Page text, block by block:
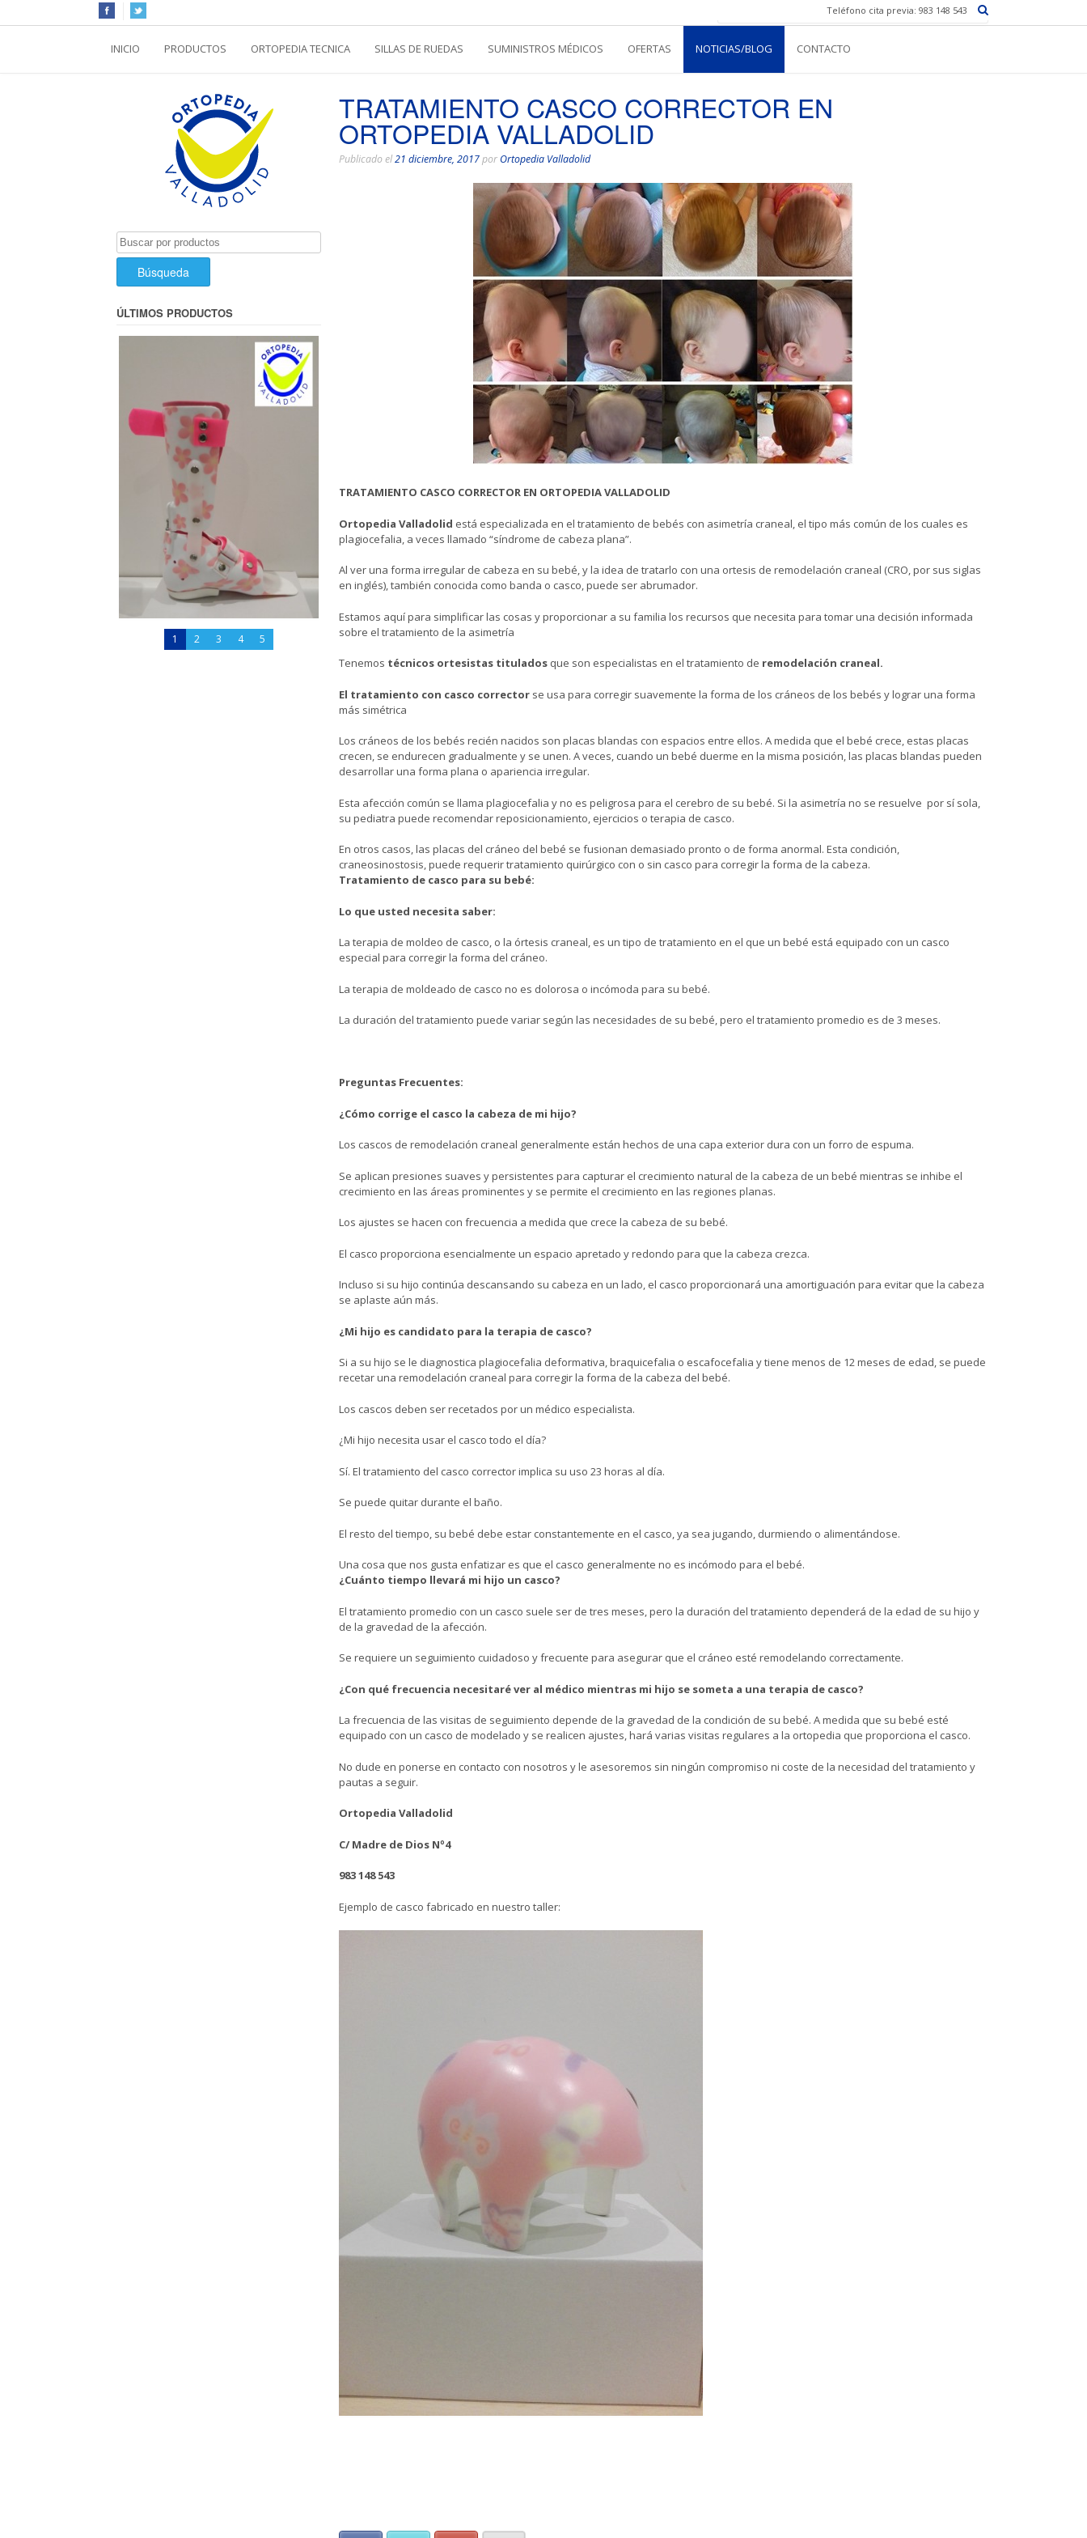
Teléfono cita previa: 983 148 543
INICIO PRODUCTOS ORTOPEDIA TECNICA SILLAS DE RUEDAS SUMINISTROS MÉDICOS OFERTAS NOTICIAS/BLOG CONTACTO
TRATAMIENTO CASCO CORRECTOR EN
ORTOPEDIA VALLADOLID
Publicado el21 diciembre, 2017por Ortopedia Valladolid
TRATAMIENTO CASCO CORRECTOR EN ORTOPEDIA VALLADOLID
Ortopedia Valladolid está especializada en el tratamiento de bebés con asimetría craneal, el tipo más común de los cuales es
plagiocefalia, a veces llamado “síndrome de cabeza plana”.
Al ver una forma irregular de cabeza en su bebé, y la idea de tratarlo con una ortesis de remodelación craneal (CRO, por sus siglas
en inglés), también conocida como banda o casco, puede ser abrumador.
Estamos aquí para simplificar las cosas y proporcionar a su familia los recursos que necesita para tomar una decisión informada
sobre el tratamiento de la asimetría
Tenemos técnicos ortesistas titulados que son especialistas en el tratamiento de remodelación craneal.
El tratamiento con casco corrector se usa para corregir suavemente la forma de los cráneos de los bebés y lograr una forma
más simétrica
Los cráneos de los bebés recién nacidos son placas blandas con espacios entre ellos. A medida que el bebé crece, estas placas
crecen, se endurecen gradualmente y se unen. A veces, cuando un bebé duerme en la misma posición, las placas blandas pueden
desarrollar una forma plana o apariencia irregular.
Esta afección común se llama plagiocefalia y no es peligrosa para el cerebro de su bebé. Si la asimetría no se resuelve por sí sola,
su pediatra puede recomendar reposicionamiento, ejercicios o terapia de casco.
En otros casos, las placas del cráneo del bebé se fusionan demasiado pronto o de forma anormal. Esta condición,
craneosinostosis, puede requerir tratamiento quirúrgico con o sin casco para corregir la forma de la cabeza.
Tratamiento de casco para su bebé:
Lo que usted necesita saber:
La terapia de moldeo de casco, o la órtesis craneal, es un tipo de tratamiento en el que un bebé está equipado con un casco
especial para corregir la forma del cráneo.
La terapia de moldeado de casco no es dolorosa o incómoda para su bebé.
La duración del tratamiento puede variar según las necesidades de su bebé, pero el tratamiento promedio es de 3 meses.
Preguntas Frecuentes:
¿Cómo corrige el casco la cabeza de mi hijo?
Los cascos de remodelación craneal generalmente están hechos de una capa exterior dura con un forro de espuma.
Se aplican presiones suaves y persistentes para capturar el crecimiento natural de la cabeza de un bebé mientras se inhibe el
crecimiento en las áreas prominentes y se permite el crecimiento en las regiones planas.
Los ajustes se hacen con frecuencia a medida que crece la cabeza de su bebé.
El casco proporciona esencialmente un espacio apretado y redondo para que la cabeza crezca.
Incluso si su hijo continúa descansando su cabeza en un lado, el casco proporcionará una amortiguación para evitar que la cabeza
se aplaste aún más.
¿Mi hijo es candidato para la terapia de casco?
Si a su hijo se le diagnostica plagiocefalia deformativa, braquicefalia o escafocefalia y tiene menos de 12 meses de edad, se puede
recetar una remodelación craneal para corregir la forma de la cabeza del bebé.
Los cascos deben ser recetados por un médico especialista.
¿Mi hijo necesita usar el casco todo el día?
Sí. El tratamiento del casco corrector implica su uso 23 horas al día.
Se puede quitar durante el baño.
El resto del tiempo, su bebé debe estar constantemente en el casco, ya sea jugando, durmiendo o alimentándose.
Una cosa que nos gusta enfatizar es que el casco generalmente no es incómodo para el bebé.
¿Cuánto tiempo llevará mi hijo un casco?
El tratamiento promedio con un casco suele ser de tres meses, pero la duración del tratamiento dependerá de la edad de su hijo y
de la gravedad de la afección.
Se requiere un seguimiento cuidadoso y frecuente para asegurar que el cráneo esté remodelando correctamente.
¿Con qué frecuencia necesitaré ver al médico mientras mi hijo se someta a una terapia de casco?
La frecuencia de las visitas de seguimiento depende de la gravedad de la condición de su bebé. A medida que su bebé esté
equipado con un casco de modelado y se realicen ajustes, hará varias visitas regulares a la ortopedia que proporciona el casco.
No dude en ponerse en contacto con nosotros y le asesoremos sin ningún compromiso ni coste de la necesidad del tratamiento y
pautas a seguir.
Ortopedia Valladolid
C/ Madre de Dios Nº4
983 148 543
Ejemplo de casco fabricado en nuestro taller:
Buscar
por:
ÚLTIMOS PRODUCTOS
1 2 3 4 5